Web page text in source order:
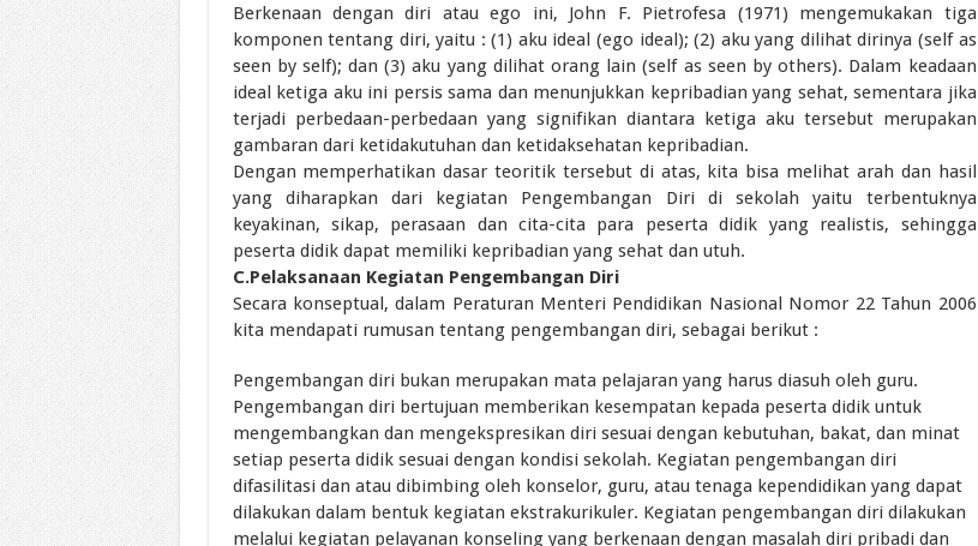
Berkenaan dengan diri atau ego ini, John F. Pietrofesa (1971) mengemukakan tiga
komponen tentang diri, yaitu : (1) aku ideal (ego ideal); (2) aku yang dilihat dirinya (self as
seen by self); dan (3) aku yang dilihat orang lain (self as seen by others). Dalam keadaan
ideal ketiga aku ini persis sama dan menunjukkan kepribadian yang sehat, sementara jika
terjadi perbedaan-perbedaan yang signifikan diantara ketiga aku tersebut merupakan
gambaran dari ketidakutuhan dan ketidaksehatan kepribadian.
Dengan memperhatikan dasar teoritik tersebut di atas, kita bisa melihat arah dan hasil
yang diharapkan dari kegiatan Pengembangan Diri di sekolah yaitu terbentuknya
keyakinan, sikap, perasaan dan cita-cita para peserta didik yang realistis, sehingga
peserta didik dapat memiliki kepribadian yang sehat dan utuh.
C.Pelaksanaan Kegiatan Pengembangan Diri
Secara konseptual, dalam Peraturan Menteri Pendidikan Nasional Nomor 22 Tahun 2006
kita mendapati rumusan tentang pengembangan diri, sebagai berikut :
Pengembangan diri bukan merupakan mata pelajaran yang harus diasuh oleh guru.
Pengembangan diri bertujuan memberikan kesempatan kepada peserta didik untuk
mengembangkan dan mengekspresikan diri sesuai dengan kebutuhan, bakat, dan minat
setiap peserta didik sesuai dengan kondisi sekolah. Kegiatan pengembangan diri
difasilitasi dan atau dibimbing oleh konselor, guru, atau tenaga kependidikan yang dapat
dilakukan dalam bentuk kegiatan ekstrakurikuler. Kegiatan pengembangan diri dilakukan
melalui kegiatan pelayanan konseling yang berkenaan dengan masalah diri pribadi dan